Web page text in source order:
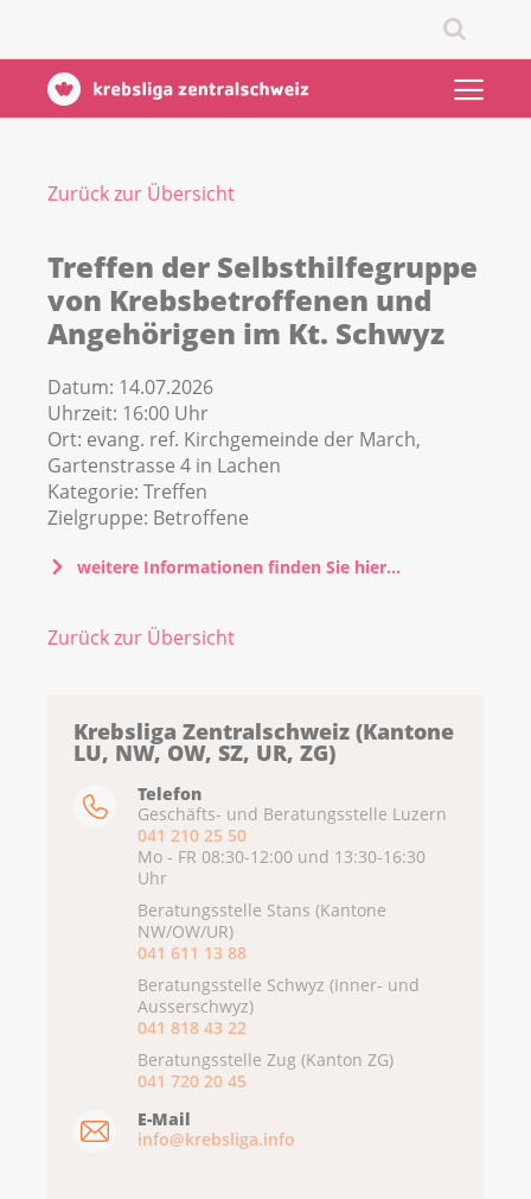
Zurück zur Übersicht
Treffen der Selbsthilfegruppe
von Krebsbetroffenen und
Angehörigen im Kt. Schwyz
Datum: 14.07.2026
Uhrzeit: 16:00 Uhr
Ort: evang. ref. Kirchgemeinde der March,
Gartenstrasse 4 in Lachen
Kategorie: Treffen
Zielgruppe: Betroffene
weitere Informationen finden Sie hier...
Zurück zur Übersicht
Krebsliga Zentralschweiz (Kantone
LU, NW, OW, SZ, UR, ZG)
Telefon
Geschäfts- und Beratungsstelle Luzern
041 210 25 50
Mo - FR 08:30-12:00 und 13:30-16:30
Uhr
Beratungsstelle Stans (Kantone
NW/OW/UR)
041 611 13 88
Beratungsstelle Schwyz (Inner- und
Ausserschwyz)
041 818 43 22
Beratungsstelle Zug (Kanton ZG)
041 720 20 45
E-Mail
info@krebsliga.info